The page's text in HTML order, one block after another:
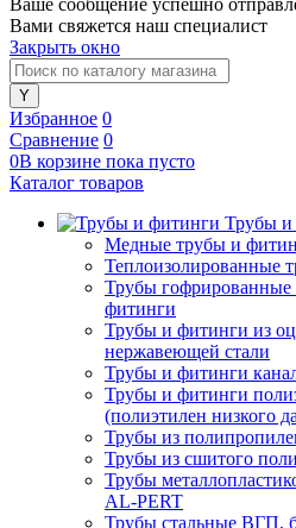
Ваше сообщение успешно
Вами свяжется наш специалист
Закрыть окно
Избранное 0
Сравнение 0
0В корзине пока пусто
Каталог товаров
Трубы и
Медные трубы и
Теплоизолированные
Трубы
фитинги
Трубы и фитинги из
нержавеющей стали
Трубы и фитинги
Трубы и фитинги
(полиэтилен низкого
Трубы из
Трубы из сшитого
Трубы
AL-PERT
Трубы стальные ВГП,